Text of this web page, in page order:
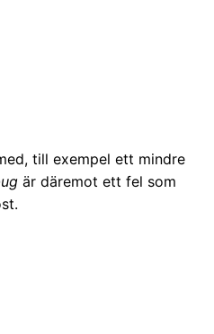
till exempel ett mindre
är däremot ett fel som